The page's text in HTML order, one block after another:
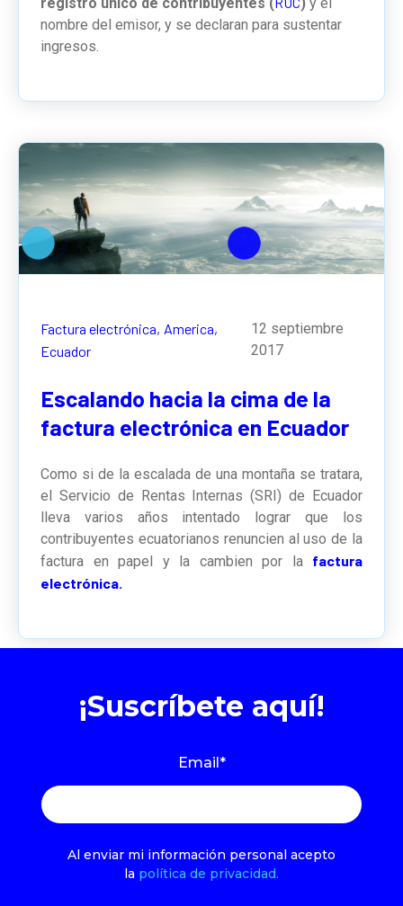
nombre del emisor, y se declaran para sustentar
ingresos.
Factura electrónica, America,
Ecuador
12 septiembre
2017
Escalando hacia la cima de la
factura electrónica en Ecuador
Como si de la escalada de una montaña se tratara,
el Servicio de Rentas Internas (SRI) de Ecuador
lleva varios años intentado lograr que los
contribuyentes ecuatorianos renuncien al uso de la
factura en papel y la cambien por la factura
electrónica.
¡Suscríbete aquí!
Email *
Al enviar mi información personal acepto
la política de privacidad.